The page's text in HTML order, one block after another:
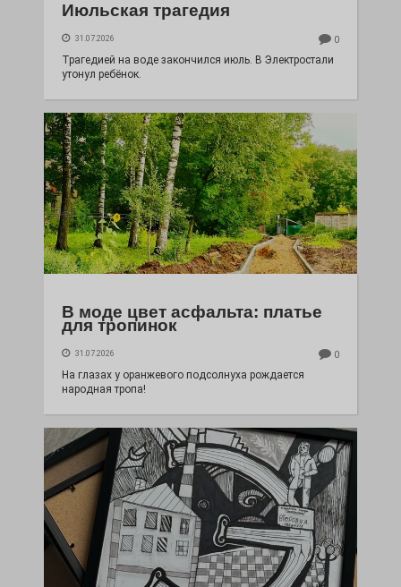
Июльская трагедия
31.07.2026 0
Трагедией на воде закончился июль. В Электростали
утонул ребёнок.
В моде цвет асфальта: платье
для тропинок
31.07.2026 0
На глазах у оранжевого подсолнуха рождается
народная тропа!